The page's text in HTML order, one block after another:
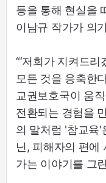
등을 통해 현실을
이남규 작가가 의
“‘저희가 지켜드
모든 것을 응축한
교권보호국이 움
전환되는 경험을
의 말처럼 '참교육'​
닌, 피해자의 편에
가는 이야기를 그